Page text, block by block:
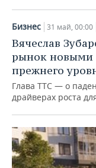
Бизнес 31 май, 00:00
Вячеслав
рынок новыми
прежнего
Глава ТТС — о
драйверах роста